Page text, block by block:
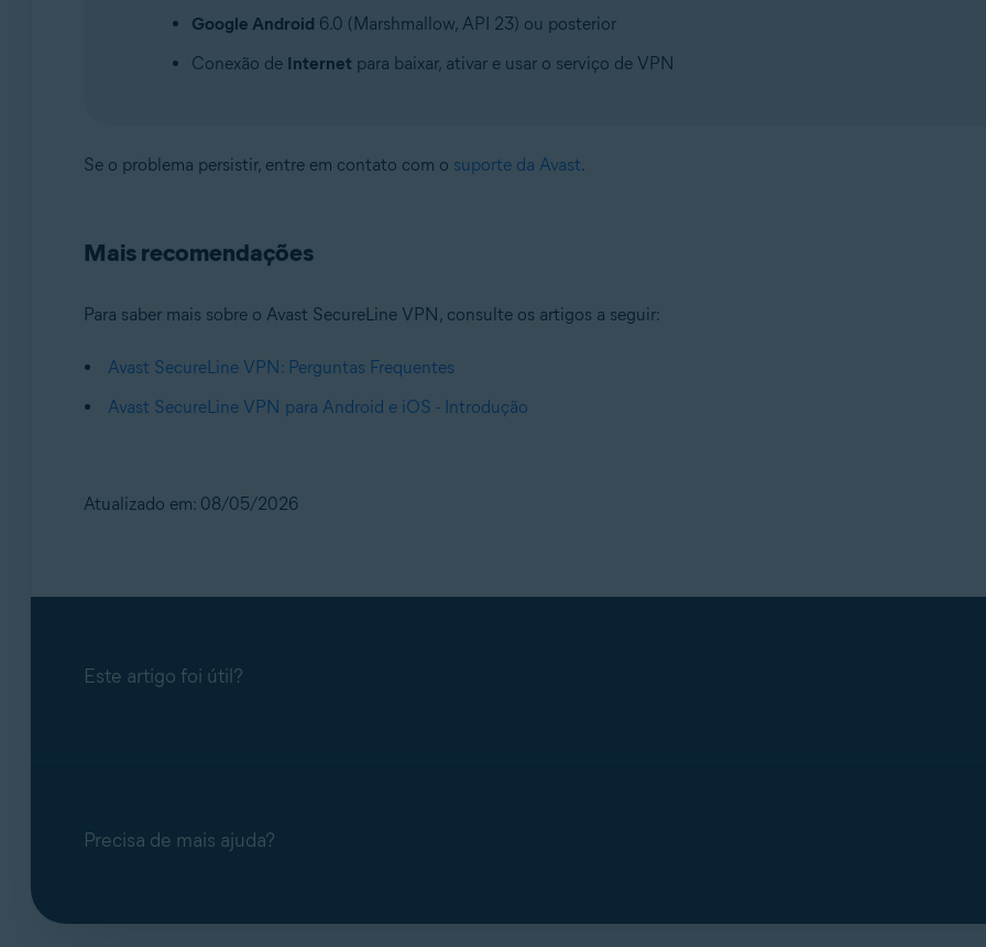
Google Android 6.0 (Marshmallow, API 23) ou posterior
Conexão de Internet para baixar, ativar e usar o serviço de VPN
Se o problema persistir, entre em contato com o suporte da Avast.
Mais recomendações
Para saber mais sobre o Avast SecureLine VPN, consulte os artigos a seguir:
Avast SecureLine VPN: Perguntas Frequentes
Avast SecureLine VPN para Android e iOS - Introdução
Atualizado em: 08/05/2026
Este artigo foi útil?
Precisa de mais ajuda?